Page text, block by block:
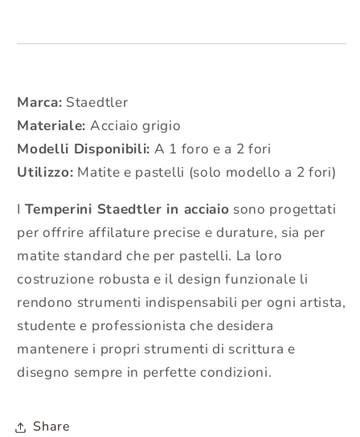
Marca: Staedtler
Materiale: Acciaio grigio
Modelli Disponibili: A 1 foro e a 2 fori
Utilizzo: Matite e pastelli (solo modello a 2 fori)
I Temperini Staedtler in acciaio sono progettati
per offrire affilature precise e durature, sia per
matite standard che per pastelli. La loro
costruzione robusta e il design funzionale li
rendono strumenti indispensabili per ogni artista,
studente e professionista che desidera
mantenere i propri strumenti di scrittura e
disegno sempre in perfette condizioni.
Share